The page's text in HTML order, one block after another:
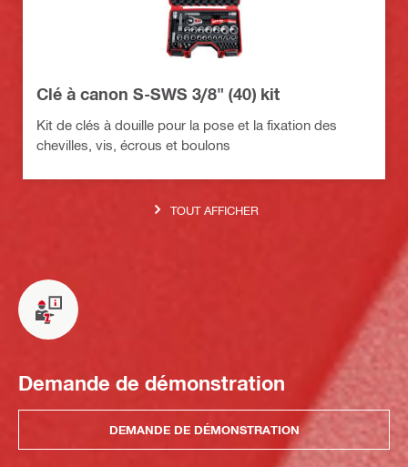
Clé à canon S-SWS 3/8" (40) kit
Kit de clés à douille pour la pose et la fixation des
chevilles, vis, écrous et boulons
TOUT AFFICHER
Demande de démonstration
DEMANDE DE DÉMONSTRATION